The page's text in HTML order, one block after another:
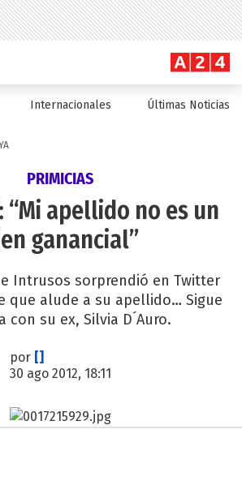
Internacionales Últimas Noticias
PRIMICIAS
“Mi apellido no es un
ganancial”
Intrusos sorprendió en Twitter
que alude a su apellido… Sigue
con su ex, Silvia D´Auro.
por []
30 ago 2012, 18:11